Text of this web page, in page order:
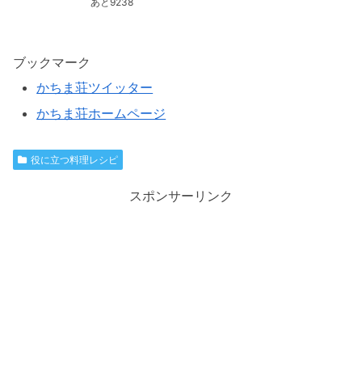
ブックマーク
かちま荘ツイッター
かちま荘ホームページ
役に立つ料理レシピ
スポンサーリンク